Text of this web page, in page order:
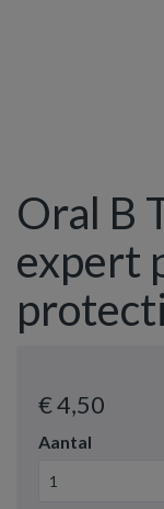
Oral B
expert
€ 4,50
Aantal